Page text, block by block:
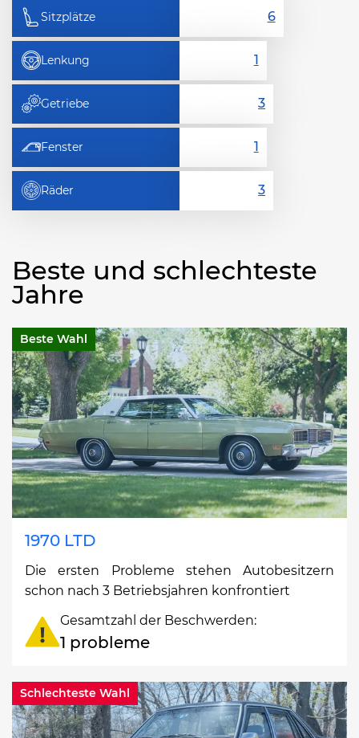
Sitzplätze
Lenkung
Getriebe
Fenster
Räder
Beste und schlechteste
Jahre
Beste Wahl
1970 LTD
Die ersten Probleme stehen Autobesitzern
schon nach 3 Betriebsjahren konfrontiert
Gesamtzahl der Beschwerden:
1 probleme
Schlechteste Wahl